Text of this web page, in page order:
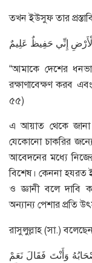
তখন ইউসুফ তার
إِنِّي حَفِيظٌ عَلِيمٌ
“আমাকে দেশের
রক্ষাণাবেক্ষণ করব
৫৫)
এ আয়াত থেকে জানা
যেকোনো চাকরির
আবেদনের মধ্যে
বিশেষ। কেননা হযরত
ও জ্ঞানী বলে দাবি
অন্যান্য পেশার প্রতি
রাসুলুল্লাহ (সা.)
وَأَنْتَ فَقَالَ نَعَمْ